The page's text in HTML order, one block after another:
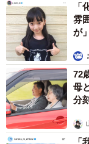
早朝、こっそりお団
ん（画像提供：エマ/
雰
が
72
母
分
「